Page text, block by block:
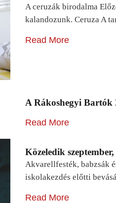
A ceruzák birodalma
kalandozunk. Ceruza A
Read More
A Rákoshegyi Bartók
Read More
Közeledik
Akvarellfesték, babzsák
iskolakezdés előtti
Read More